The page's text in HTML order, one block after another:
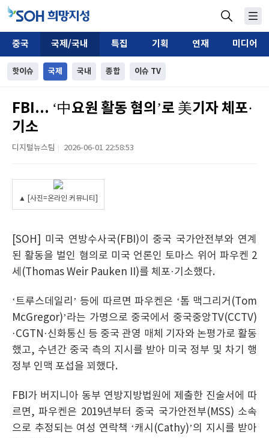
중국 국제/국내 특집 기획 연재 미디어
핫이슈 국제 국내 종합 이슈 TV
FBI... ‘中요원 활동 혐의’로 美기자 체포·
기소
디지털뉴스팀 2026-06-01 22:58:53
▲ [사진=온라인 커뮤니티]
[SOH] 미국 연방수사국(FBI)이 중국 국가안전부와 연계
된 활동을 벌인 혐의로 미국 언론인 토마스 위어 파우켄 2
세(Thomas Weir Pauken II)를 체포·기소했다.
‘트루스데일리’ 등에 따르면 파우켄은 ‘톰 맥그리거(Tom
McGregor)’라는 가명으로 중국에서 중국중앙TV(CCTV)
·CGTN·신화통신 등 중국 관영 매체 기자와 논평가로 활동
했고, 수년간 중국 측의 지시를 받아 미국 정부 및 차기 행
정부 인맥 포섭을 꾀했다.
FBI가 버지니아 동부 연방지방법원에 제출한 진술서에 따
르면, 파우켄은 2019년부터 중국 국가안전부(MSS) 소속
으로 추정되는 여성 연락책 ‘캐시(Cathy)’의 지시를 받아